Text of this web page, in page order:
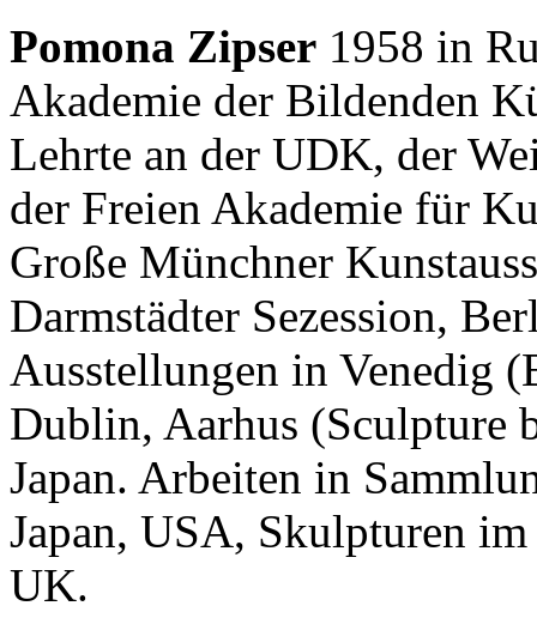
Pomona Zipser 1958 in
Akademie der Bildenden
Lehrte an der UDK, der
der Freien Akademie für
Große Münchner
Darmstädter Sezession,
Ausstellungen in Venedig
Dublin, Aarhus (Sculpture
Japan. Arbeiten in
Japan, USA, Skulpturen
UK.